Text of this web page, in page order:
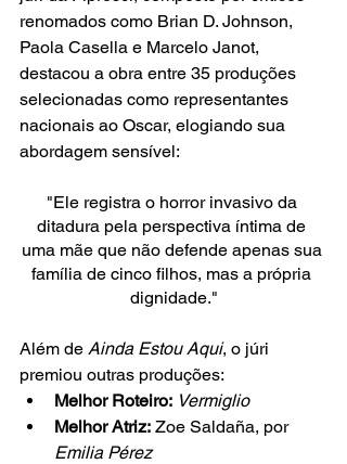
renomados como Brian D. Johnson,
Paola Casella e Marcelo Janot,
destacou a obra entre 35 produções
selecionadas como representantes
nacionais ao Oscar, elogiando sua
abordagem sensível:
"Ele registra o horror invasivo da
ditadura pela perspectiva íntima de
uma mãe que não defende apenas sua
família de cinco filhos, mas a própria
dignidade."
Além de Ainda Estou Aqui, o júri
premiou outras produções:
Melhor Roteiro: Vermiglio
Melhor Atriz: Zoe Saldaña, por
Emilia Pérez